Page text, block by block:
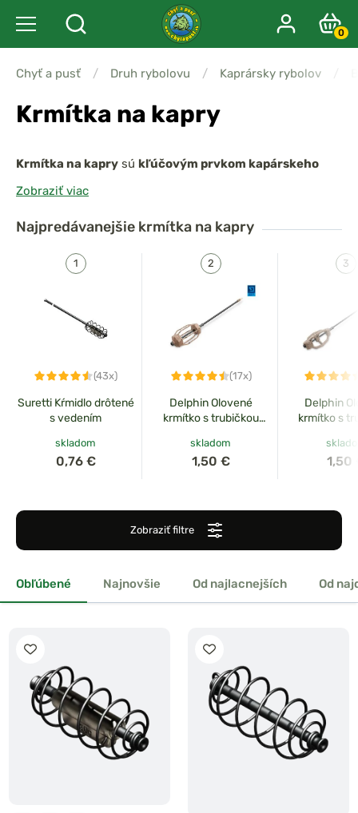
0
Chyť a pusť / Druh rybolovu / Kaprársky rybolov
Krmítka na kapry
Krmítka na kapry sú kľúčovým prvkom kapárskeho
rybolovu
, ktorý umožňuje
Zobraziť viac
Najpredávanejšie krmítka na kapry
(43x)
Suretti Kŕmidlo drôtené
s vedením
skladom
0,76 €
(17x)
Delphin Olovené
krmítko s trubičkou
skladom
1,50 €
Delphin
krmítko s
1,50
Zobraziť filtre
Obľúbené Najnovšie Od najlacnejších Od